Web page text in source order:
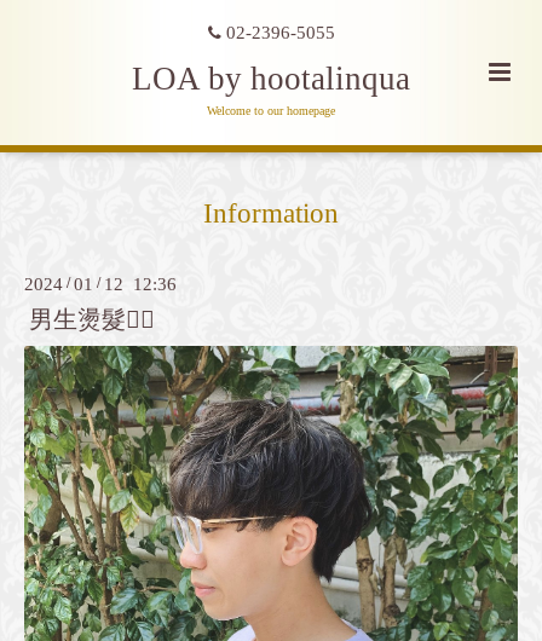
02-2396-5055
LOA by hootalinqua
Welcome to our homepage
Information
2024 /01 / 12 12:36
男生燙髮👍🏻